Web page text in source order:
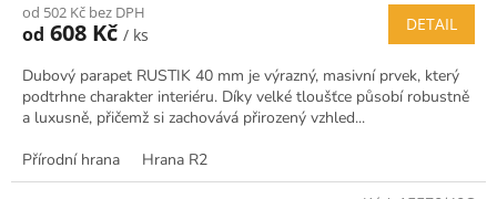
od 502 Kč bez DPH
od 608 Kč / ks
DETAIL
Dubový parapet RUSTIK 40 mm je výrazný, masivní prvek, který
podtrhne charakter interiéru. Díky velké tloušťce působí robustně
a luxusně, přičemž si zachovává přirozený vzhled...
Přírodní hrana
Hrana R2